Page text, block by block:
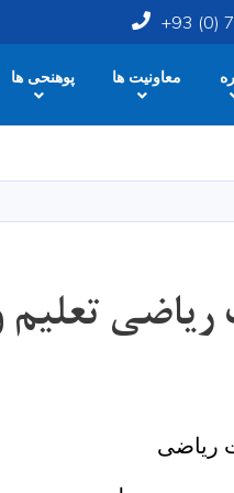
+93 (0)
معاونیت ها پوهنحی ها
تعلیم
ریاضی